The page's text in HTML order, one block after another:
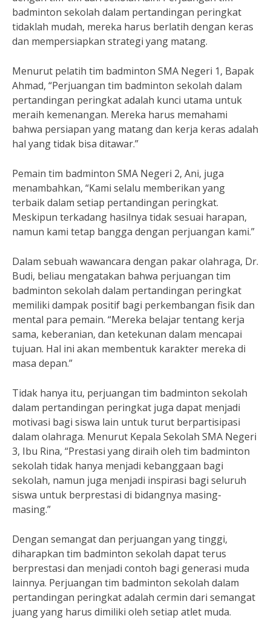
badminton sekolah dalam pertandingan peringkat
tidaklah mudah, mereka harus berlatih dengan keras
dan mempersiapkan strategi yang matang.
Menurut pelatih tim badminton SMA Negeri 1, Bapak
Ahmad, “Perjuangan tim badminton sekolah dalam
pertandingan peringkat adalah kunci utama untuk
meraih kemenangan. Mereka harus memahami
bahwa persiapan yang matang dan kerja keras adalah
hal yang tidak bisa ditawar.”
Pemain tim badminton SMA Negeri 2, Ani, juga
menambahkan, “Kami selalu memberikan yang
terbaik dalam setiap pertandingan peringkat.
Meskipun terkadang hasilnya tidak sesuai harapan,
namun kami tetap bangga dengan perjuangan kami.”
Dalam sebuah wawancara dengan pakar olahraga, Dr.
Budi, beliau mengatakan bahwa perjuangan tim
badminton sekolah dalam pertandingan peringkat
memiliki dampak positif bagi perkembangan fisik dan
mental para pemain. “Mereka belajar tentang kerja
sama, keberanian, dan ketekunan dalam mencapai
tujuan. Hal ini akan membentuk karakter mereka di
masa depan.”
Tidak hanya itu, perjuangan tim badminton sekolah
dalam pertandingan peringkat juga dapat menjadi
motivasi bagi siswa lain untuk turut berpartisipasi
dalam olahraga. Menurut Kepala Sekolah SMA Negeri
3, Ibu Rina, “Prestasi yang diraih oleh tim badminton
sekolah tidak hanya menjadi kebanggaan bagi
sekolah, namun juga menjadi inspirasi bagi seluruh
siswa untuk berprestasi di bidangnya masing-
masing.”
Dengan semangat dan perjuangan yang tinggi,
diharapkan tim badminton sekolah dapat terus
berprestasi dan menjadi contoh bagi generasi muda
lainnya. Perjuangan tim badminton sekolah dalam
pertandingan peringkat adalah cermin dari semangat
juang yang harus dimiliki oleh setiap atlet muda.